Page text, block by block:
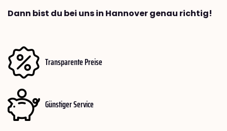
Dann bist du bei uns in Hannover genau richtig!
Transparente Preise
Günstiger Service